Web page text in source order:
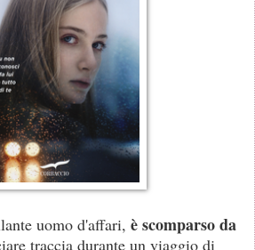
uomo d'affari, è scomparso da
traccia durante un viaggio di